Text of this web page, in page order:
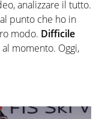
analizzare il tutto.
punto che ho in
modo. Difficile
al momento. Oggi,